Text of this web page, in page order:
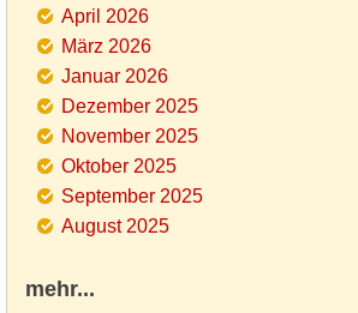
April 2026
März 2026
Januar 2026
Dezember 2025
November 2025
Oktober 2025
September 2025
August 2025
mehr...